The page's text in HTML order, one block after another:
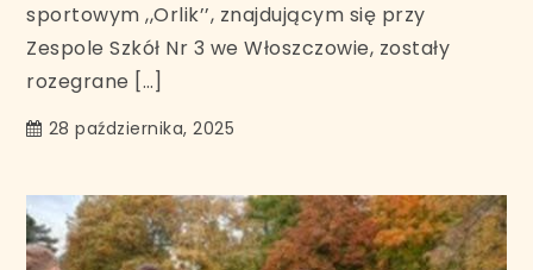
sportowym ,,Orlik’’, znajdującym się przy
Zespole Szkół Nr 3 we Włoszczowie, zostały
rozegrane […]
28 października, 2025